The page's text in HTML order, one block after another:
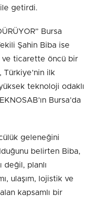
getirdi.
Bursa
Şahin Biba ise
ve ticarette öncü bir
ilk
teknoloji odaklı
Bursa’da
geleneğini
belirten Biba,
değil, planlı
ulaşım, lojistik ve
kapsamlı bir